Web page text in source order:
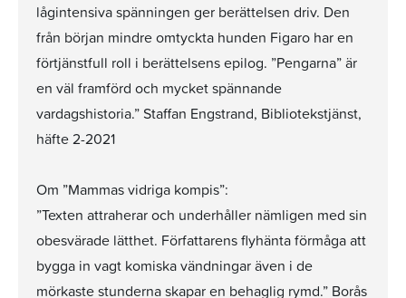
lågintensiva spänningen ger berättelsen driv. Den
från början mindre omtyckta hunden Figaro har en
förtjänstfull roll i berättelsens epilog. ”Pengarna” är
en väl framförd och mycket spännande
vardagshistoria.” Staffan Engstrand, Bibliotekstjänst,
häfte 2-2021
Om ”Mammas vidriga kompis”:
”Texten attraherar och underhåller nämligen med sin
obesvärade lätthet. Författarens flyhänta förmåga att
bygga in vagt komiska vändningar även i de
mörkaste stunderna skapar en behaglig rymd.” Borås